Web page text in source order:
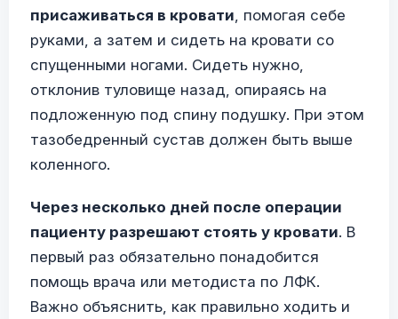
присаживаться в кровати, помогая себе
руками, а затем и сидеть на кровати со
спущенными ногами. Сидеть нужно,
отклонив туловище назад, опираясь на
подложенную под спину подушку. При этом
тазобедренный сустав должен быть выше
коленного.
Через несколько дней после операции
пациенту разрешают стоять у кровати. В
первый раз обязательно понадобится
помощь врача или методиста по ЛФК.
Важно объяснить, как правильно ходить и